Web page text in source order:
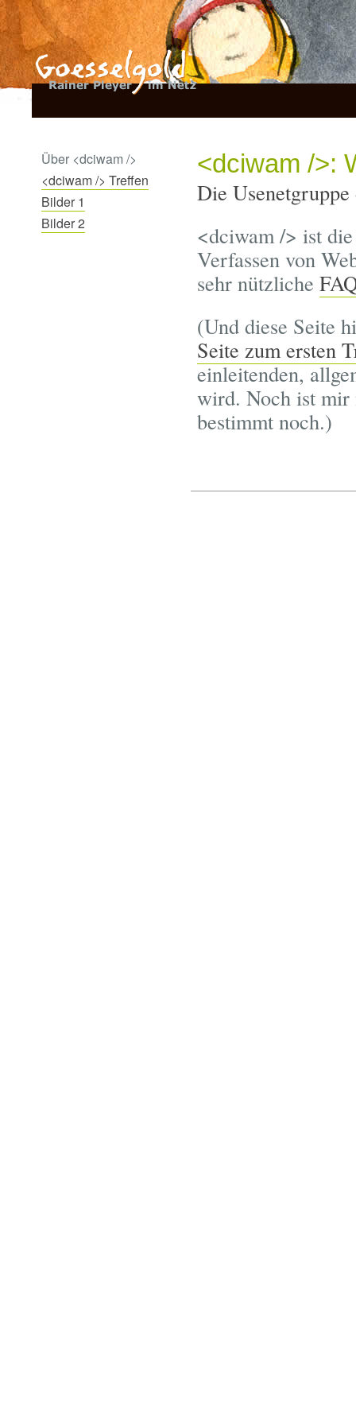
<dciwam />:
Die
<dciwam /> ist
Verfassen von
sehr nützliche
(Und diese Seite
Seite zum ersten
einleitenden,
wird. Noch ist mir
bestimmt noch.)
Über <dciwam />
<dciwam /> Treffen
Bilder 1
Bilder 2